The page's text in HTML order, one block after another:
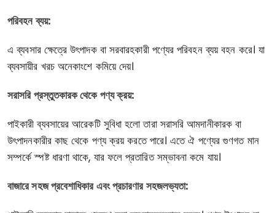
পরিবহন ব্যয়:
এ ব্যবসার ক্ষেত্রে উৎপাদক বা সরবারহকারী পণ্যের পরিবহন ব্যয় বহন করে। যা
ব্যবসায়ীর খরচ অনেকাংশে কমিয়ে দেয়।
সরাসরি প্রস্তুতকারক থেকে পণ্য ক্রয়:
পাইকারী ব্যবসায়ের আরেকটি সুবিধা হলো তারা সরাসরি আমদানীকারক বা
উৎপাদনকারীর কাছ থেকে পণ্য ক্রয় করতে পারে। এতে ঐ পণ্যের গুণগত মান
সম্পর্কে স্পষ্ট ধারণা থাকে, যার ফলে প্রতারিত সম্ভাবনা কমে যায়।
বাজারে সহজ প্রবেশাধিকার এবং প্রচারণার সহজলভ্যতা: